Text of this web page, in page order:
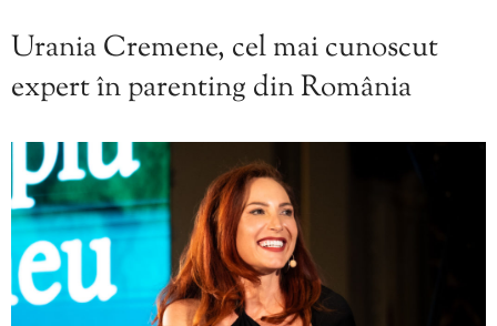
Urania Cremene, cel mai cunoscut
expert în parenting din România